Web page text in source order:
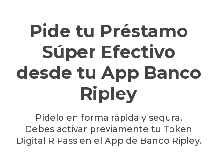
Pide tu Préstamo
Súper Efectivo
desde tu App Banco
Ripley
Pídelo en forma rápida y segura.
Debes activar previamente tu Token
Digital R Pass en el App de Banco Ripley.